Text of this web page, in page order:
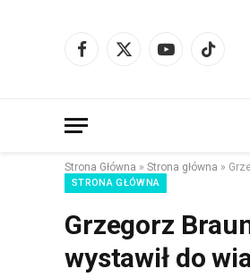
Facebook
X
YouTubeTikTok
Strona Główna » Strona główna »
STRONA GŁÓWNA
Grzegorz
wystawił do